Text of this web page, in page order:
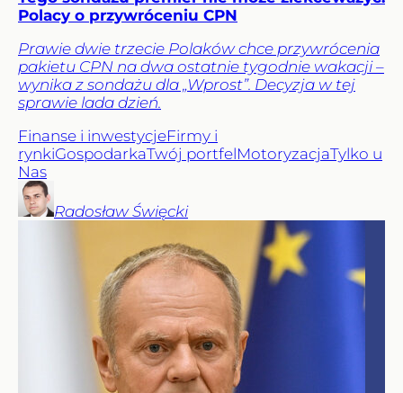
Polacy o przywróceniu CPN
Prawie dwie trzecie Polaków chce przywrócenia
pakietu CPN na dwa ostatnie tygodnie wakacji –
wynika z sondażu dla „Wprost”. Decyzja w tej
sprawie lada dzień.
Finanse i inwestycjeFirmy i
rynkiGospodarkaTwój portfelMotoryzacjaTylko u
Nas
Radosław Święcki